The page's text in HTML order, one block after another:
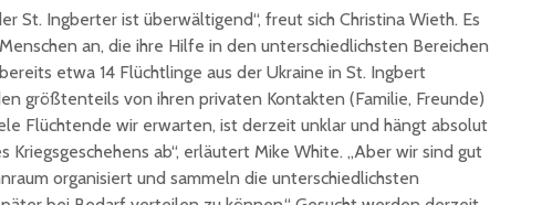
St. Ingberter ist überwältigend“, freut sich Christina Wieth. Es
an, die ihre Hilfe in den unterschiedlichsten Bereichen
etwa 14 Flüchtlinge aus der Ukraine in St. Ingbert
größtenteils von ihren privaten Kontakten (Familie, Freunde)
Flüchtende wir erwarten, ist derzeit unklar und hängt absolut
Kriegsgeschehens ab“, erläutert Mike White. „Aber wir sind gut
organisiert und sammeln die unterschiedlichsten